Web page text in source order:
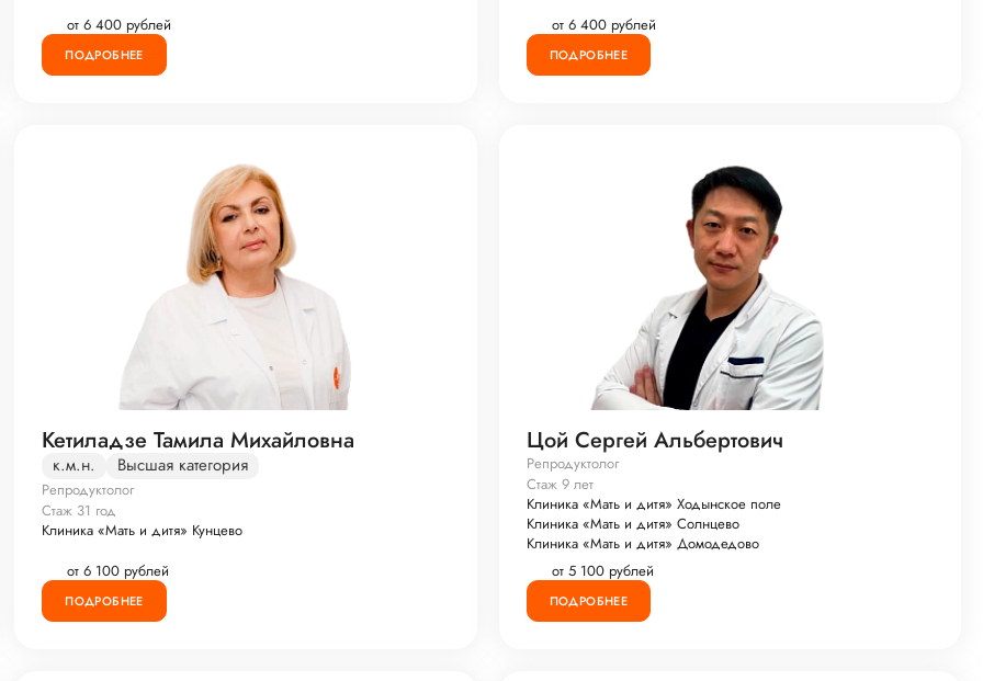
от 6 400 рублей
ПОДРОБНЕЕ
от 6 400 рублей
ПОДРОБНЕЕ
Кетиладзе Тамила Михайловна
к.м.н. Высшая категория
Репродуктолог
Стаж 31 год
Клиника «Мать и дитя» Кунцево
от 6 100 рублей
ПОДРОБНЕЕ
Цой Сергей Альбертович
Репродуктолог
Стаж 9 лет
Клиника «Мать и дитя» Ходынское поле
Клиника «Мать и дитя» Солнцево
Клиника «Мать и дитя» Домодедово
от 5 100 рублей
ПОДРОБНЕЕ